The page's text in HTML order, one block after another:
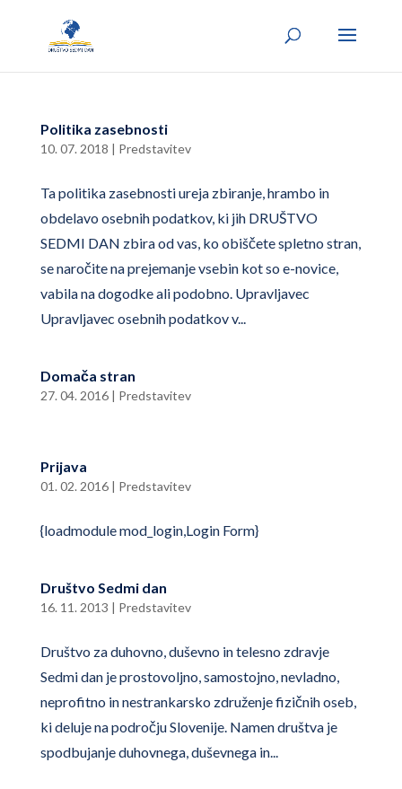
Politika zasebnosti
10. 07. 2018 | Predstavitev
Ta politika zasebnosti ureja zbiranje, hrambo in
obdelavo osebnih podatkov, ki jih DRUŠTVO
SEDMI DAN zbira od vas, ko obiščete spletno stran,
se naročite na prejemanje vsebin kot so e-novice,
vabila na dogodke ali podobno. Upravljavec
Upravljavec osebnih podatkov v...
Domača stran
27. 04. 2016| Predstavitev
Prijava
01. 02. 2016| Predstavitev
{loadmodule mod_login,Login Form}
Društvo Sedmi dan
16. 11. 2013 | Predstavitev
Društvo za duhovno, duševno in telesno zdravje
Sedmi dan je prostovoljno, samostojno, nevladno,
neprofitno in nestrankarsko združenje fizičnih oseb,
ki deluje na področju Slovenije. Namen društva je
spodbujanje duhovnega, duševnega in...